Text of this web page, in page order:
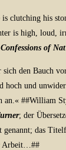
clutching his
is high, loud,
of
den Bauch
hoch und
an.« ##William
; der
genannt; das
Arbeit… ##